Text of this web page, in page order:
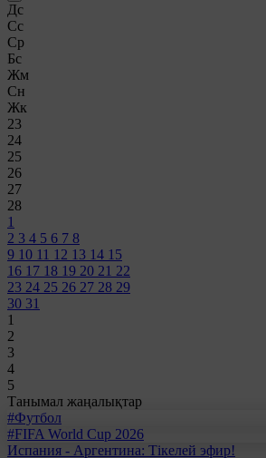
Дс
Сс
Ср
Бс
Жм
Сн
Жк
23
24
25
26
27
28
1
2 3 4 5 6 7 8
9 10 11 12 13 14 15
16 17 18 19 20 21 22
23 24 25 26 27 28 29
30 31
1
2
3
4
5
Танымал жаңалықтар
#Футбол
#FIFA World Cup 2026
Испания - Аргентина: Тікелей эфир!